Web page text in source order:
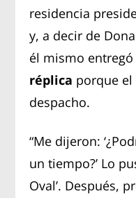
residencia
y, a decir de
él mismo
réplica porque
despacho.
“Me dijeron:
un tiempo?’ Lo
Oval’. Después,